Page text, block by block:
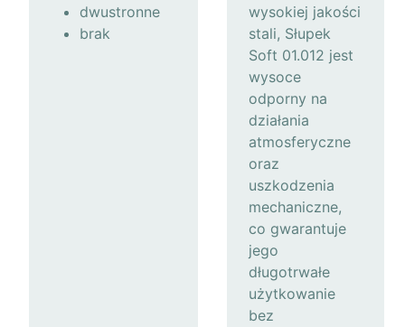
dwustronne
brak
wysokiej jakości
stali, Słupek
Soft 01.012 jest
wysoce
odporny na
działania
atmosferyczne
oraz
uszkodzenia
mechaniczne,
co gwarantuje
jego
długotrwałe
użytkowanie
bez